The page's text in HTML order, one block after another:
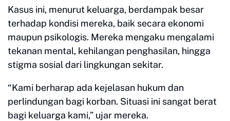
Kasus ini, menurut keluarga, berdampak besar
terhadap kondisi mereka, baik secara ekonomi
maupun psikologis. Mereka mengaku mengalami
tekanan mental, kehilangan penghasilan, hingga
stigma sosial dari lingkungan sekitar.
“Kami berharap ada kejelasan hukum dan
perlindungan bagi korban. Situasi ini sangat berat
bagi keluarga kami,” ujar mereka.